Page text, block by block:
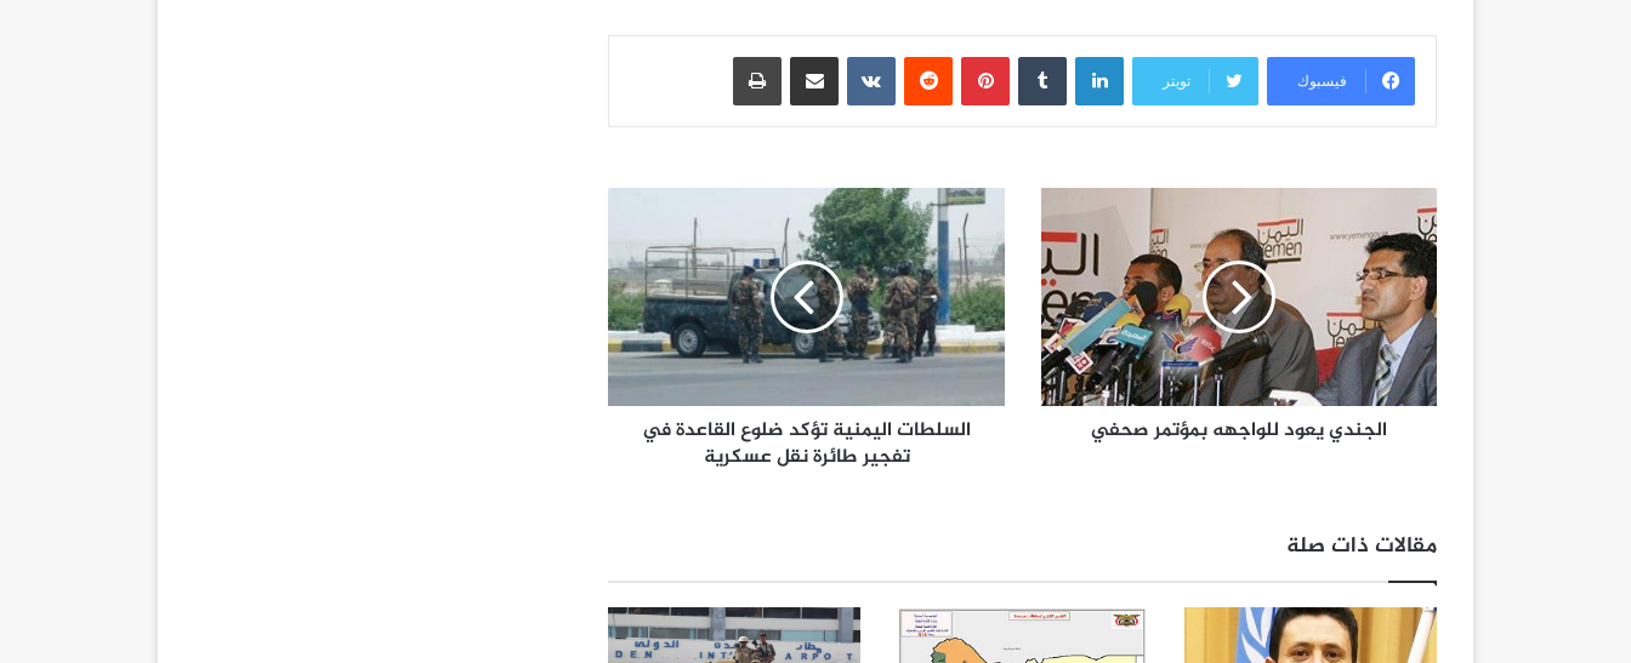
فيسبوك تويتر
لينكدإن بينتيريست مشاركة عبر البريد طباعة
الجندي يعود للواجهه بمؤتمر صحفي
السلطات اليمنية تؤكد ضلوع القاعدة في
تفجير طائرة نقل عسكرية
مقالات ذات صلة